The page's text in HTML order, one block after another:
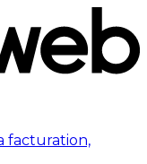
facturation,